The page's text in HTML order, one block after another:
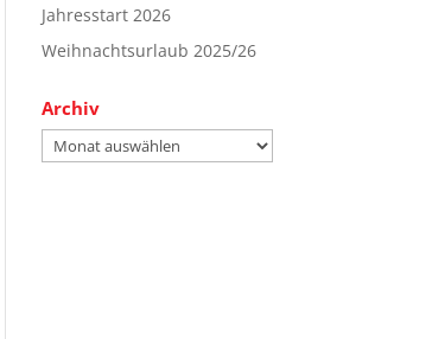
Jahresstart 2026
Weihnachtsurlaub 2025/26
Archiv
Archiv